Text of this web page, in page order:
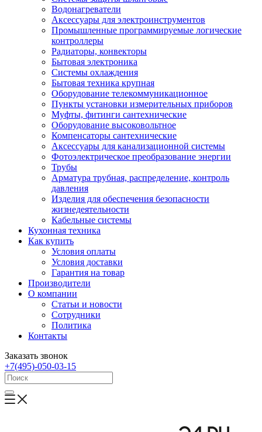
Водонагреватели
Аксессуары для электроинструментов
Промышленные программируемые логические
контроллеры
Радиаторы, конвекторы
Бытовая электроника
Системы охлаждения
Бытовая техника крупная
Оборудование телекоммуникационное
Пункты установки измерительных приборов
Муфты, фитинги сантехнические
Оборудование высоковольтное
Компенсаторы сантехнические
Аксессуары для канализационной системы
Фотоэлектрическое преобразование энергии
Трубы
Арматура трубная, распределение, контроль
давления
Изделия для обеспечения безопасности
жизнедеятельности
Кабельные системы
Кухонная техника
Как купить
Условия оплаты
Условия доставки
Гарантия на товар
Производители
О компании
Статьи и новости
Сотрудники
Политика
Контакты
Заказать звонок
+7(495)-050-03-15